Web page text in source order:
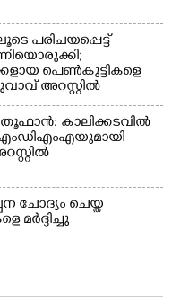
പരിചയപ്പെട്ട്
പെൺകുട്ടികളെ
അറസ്റ്റിൽ
കാലിക്കടവിൽ
എംഡിഎംഎയുമായി
ചോദ്യം ചെയ്ത
മർദ്ദിച്ചു